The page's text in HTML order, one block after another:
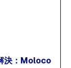
決：Moloco